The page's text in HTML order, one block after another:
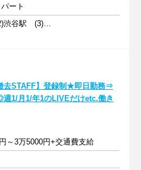
ート
(1)新宿駅 (2)渋谷駅 (3)横浜駅
去STAFF】登録制★即日勤務⇒
1/月1/年1のLIVEだけetc.働き
～3万5000円+交通費支給